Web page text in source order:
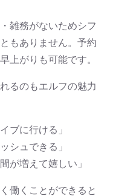
雑務がないためシフ
もありません。予約
上がりも可能です。
るのもエルフの魅力
ブに行ける」
シュできる」
が増えて嬉しい」
働くことができると